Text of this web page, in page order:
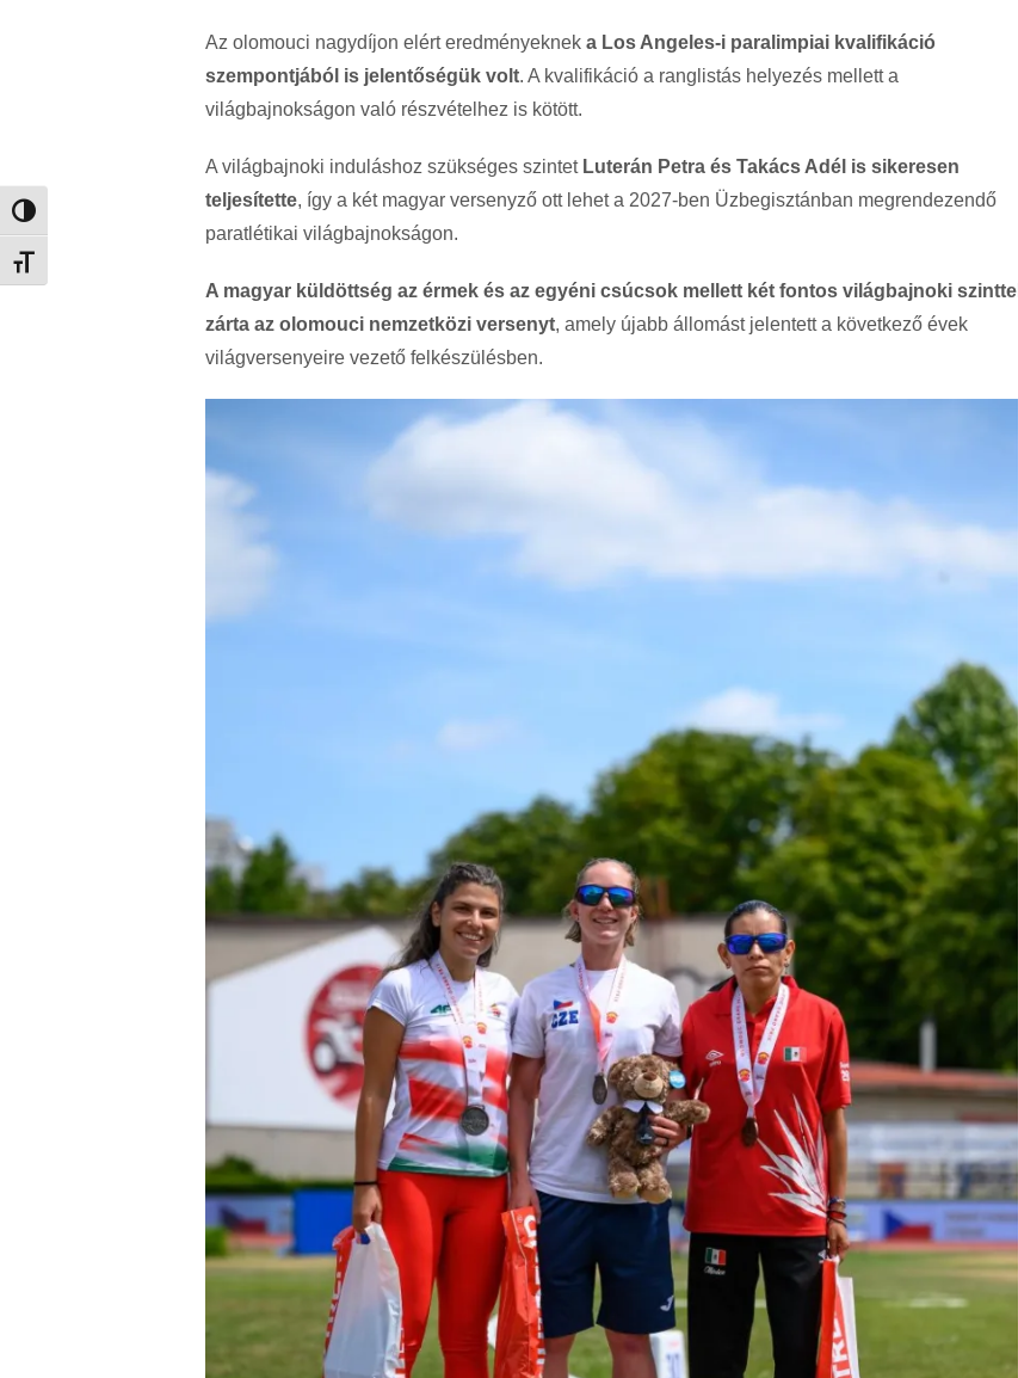
Nagy kontraszt váltása
Betűméret váltása
Az olomouci nagydíjon elért eredményeknek a Los Angeles-i paralimpiai kvalifikáció
szempontjából is jelentőségük volt. A kvalifikáció a ranglistás helyezés mellett a
világbajnokságon való részvételhez is kötött.
A világbajnoki induláshoz szükséges szintet Luterán Petra és Takács Adél is sikeresen
teljesítette, így a két magyar versenyző ott lehet a 2027-ben Üzbegisztánban megrendezendő
paratlétikai világbajnokságon.
A magyar küldöttség az érmek és az egyéni csúcsok mellett két fontos világbajnoki szinttel
zárta az olomouci nemzetközi versenyt, amely újabb állomást jelentett a következő évek
világversenyeire vezető felkészülésben.